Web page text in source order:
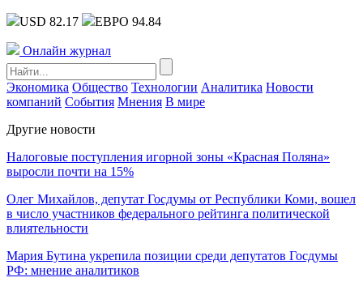
USD 82.17 ЕВРО 94.84
Онлайн журнал
Экономика Общество Технологии Аналитика Новости
компаний События Мнения В мире
Другие новости
Налоговые поступления игорной зоны «Красная Поляна»
выросли почти на 15%
Олег Михайлов, депутат Госдумы от Республики Коми, вошел
в число участников федерального рейтинга политической
влиятельности
Мария Бутина укрепила позиции среди депутатов Госдумы
РФ: мнение аналитиков